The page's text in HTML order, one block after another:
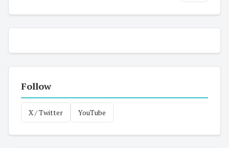
Follow
X / Twitter YouTube